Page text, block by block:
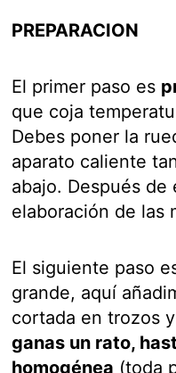
PREPARACION
El primer paso es
que coja
Debes poner la
aparato caliente
abajo. Después de
elaboración de las
El siguiente paso
grande, aquí
cortada en trozos
ganas un rato,
homogénea (toda